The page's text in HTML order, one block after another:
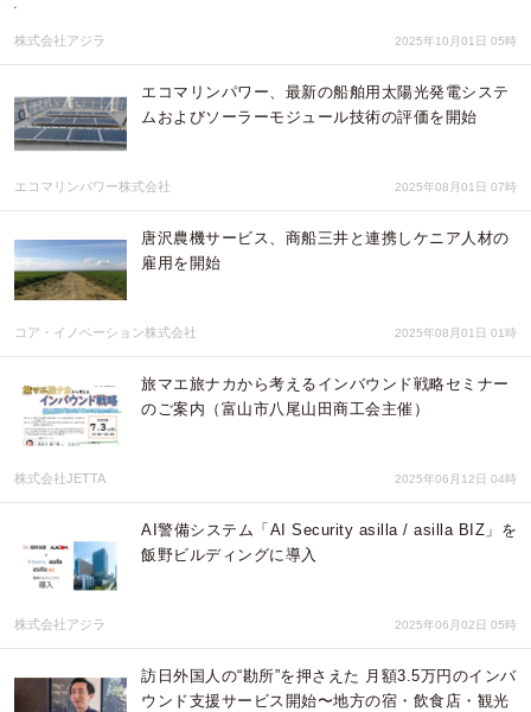
株式会社アジラ 2025年10月01日 05時
エコマリンパワー、最新の船舶用太陽光発電システ
ムおよびソーラーモジュール技術の評価を開始
エコマリンパワー株式会社 2025年08月01日 07時
唐沢農機サービス、商船三井と連携しケニア人材の
雇用を開始
コア・イノベーション株式会社 2025年08月01日 01時
旅マエ旅ナカから考えるインバウンド戦略セミナー
のご案内（富山市八尾山田商工会主催）
株式会社JETTA 2025年06月12日 04時
AI警備システム「AI Security asilla / asilla BIZ」を
飯野ビルディングに導入
株式会社アジラ 2025年06月02日 05時
訪日外国人の“勘所”を押さえた 月額3.5万円のインバ
ウンド支援サービス開始〜地方の宿・飲食店・観光